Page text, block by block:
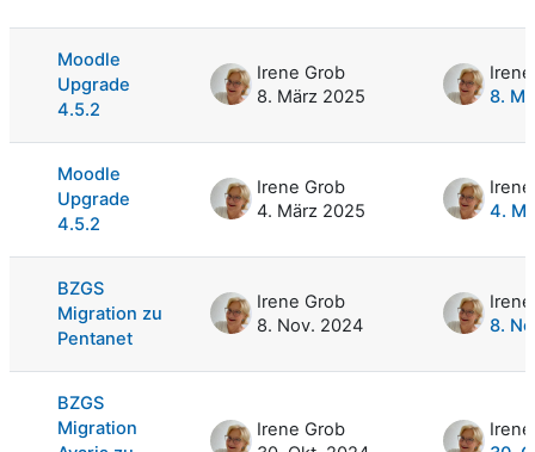
Moodle
Upgrade
4.5.2
Irene Grob
8. März 2025
8.
Moodle
Upgrade
4.5.2
Irene Grob
4. März 2025
4.
BZGS
Migration zu
Pentanet
Irene Grob
8. Nov. 2024
8.
BZGS
Migration
Irene Grob